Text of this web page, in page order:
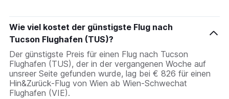
Wie viel kostet der günstigste Flug nach
Tucson Flughafen (TUS)?
Der günstigste Preis für einen Flug nach Tucson
Flughafen (TUS), der in der vergangenen Woche auf
unsreer Seite gefunden wurde, lag bei € 826 für einen
Hin&Zurück-Flug von Wien ab Wien-Schwechat
Flughafen (VIE).